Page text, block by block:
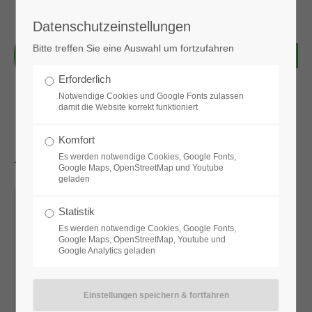
Anmelden
|Lost your password?
Aktuelle News & Bilder
Datenschutzeinstellungen
Bitte treffen Sie eine Auswahl um fortzufahren
Erforderlich
Notwendige Cookies und Google Fonts zulassen
damit die Website korrekt funktioniert
Komfort
Es werden notwendige Cookies, Google Fonts,
Google Maps, OpenStreetMap und Youtube
geladen
Statistik
Es werden notwendige Cookies, Google Fonts,
Google Maps, OpenStreetMap, Youtube und
Google Analytics geladen